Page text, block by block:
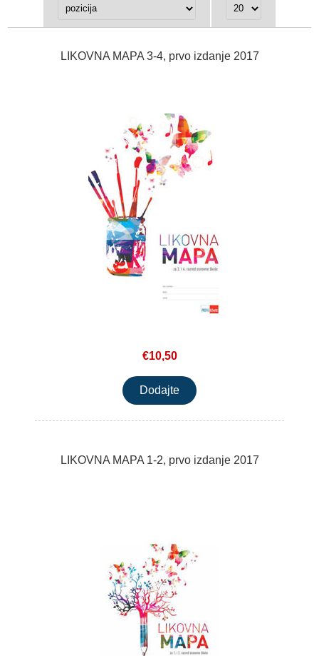
LIKOVNA MAPA 3-4, prvo izdanje 2017
€10,50
LIKOVNA MAPA 1-2, prvo izdanje 2017